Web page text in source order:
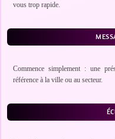
vous trop rapide.
Commence simplement : une
référence à la ville ou au secteur.